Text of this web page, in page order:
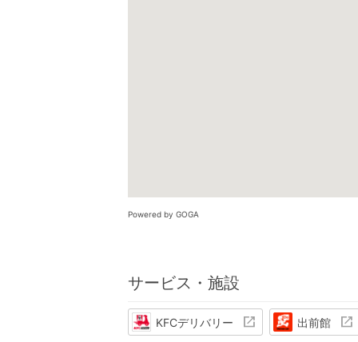
Powered by GOGA
サービス・施設
KFCデリバリー 出前館